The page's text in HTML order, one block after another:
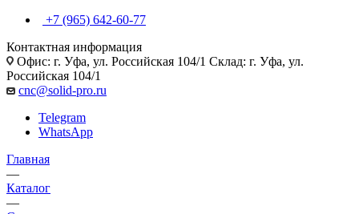
+7 (965) 642-60-77
Контактная информация
Офис: г. Уфа, ул. Российская 104/1 Склад: г. Уфа, ул.
Российская 104/1
cnc@solid-pro.ru
Telegram
WhatsApp
Главная
—
Каталог
—